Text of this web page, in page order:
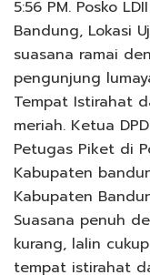
5:56 PM. Posko
Bandung, Lokasi
suasana ramai
pengunjung
Tempat Istirahat
meriah. Ketua
Petugas Piket di
Kabupaten
Kabupaten
Suasana penuh
kurang, lalin
tempat istirahat